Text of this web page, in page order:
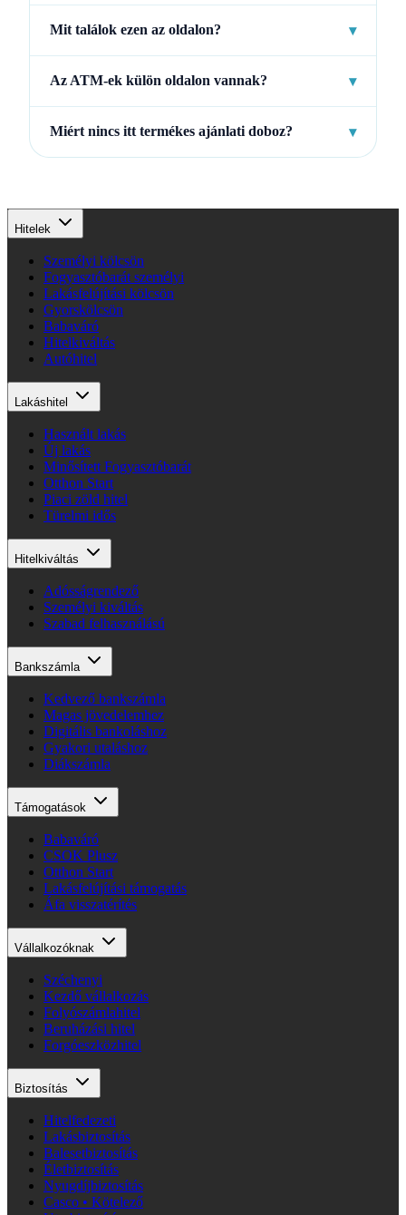
Mit találok ezen az oldalon? ▾
Az ATM-ek külön oldalon vannak? ▾
Miért nincs itt termékes ajánlati doboz? ▾
Hitelek
Személyi kölcsön
Fogyasztóbarát személyi
Lakásfelújítási kölcsön
Gyorskölcsön
Babaváró
Hitelkiváltás
Autóhitel
Lakáshitel
Használt lakás
Új lakás
Minősített Fogyasztóbarát
Otthon Start
Piaci zöld hitel
Türelmi idős
Hitelkiváltás
Adósságrendező
Személyi kiváltás
Szabad felhasználású
Bankszámla
Kedvező bankszámla
Magas jövedelemhez
Digitális bankoláshoz
Gyakori utaláshoz
Diákszámla
Támogatások
Babaváró
CSOK Plusz
Otthon Start
Lakásfelújítási támogatás
Áfa visszatérítés
Vállalkozóknak
Széchenyi
Kezdő vállalkozás
Folyószámlahitel
Beruházási hitel
Forgóeszközhitel
Biztosítás
Hitelfedezeti
Lakásbiztosítás
Balesetbiztosítás
Életbiztosítás
Nyugdíjbiztosítás
Casco • Kötelező